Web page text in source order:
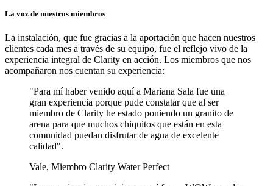
La voz de nuestros miembros
La instalación, que fue gracias a la aportación que hacen nuestros
clientes cada mes a través de su equipo, fue el reflejo vivo de la
experiencia integral de Clarity en acción. Los miembros que nos
acompañaron nos cuentan su experiencia:
"Para mí haber venido aquí a Mariana Sala fue una
gran experiencia porque pude constatar que al ser
miembro de Clarity he estado poniendo un granito de
arena para que muchos chiquitos que están en esta
comunidad puedan disfrutar de agua de excelente
calidad".
Vale, Miembro Clarity Water Perfect